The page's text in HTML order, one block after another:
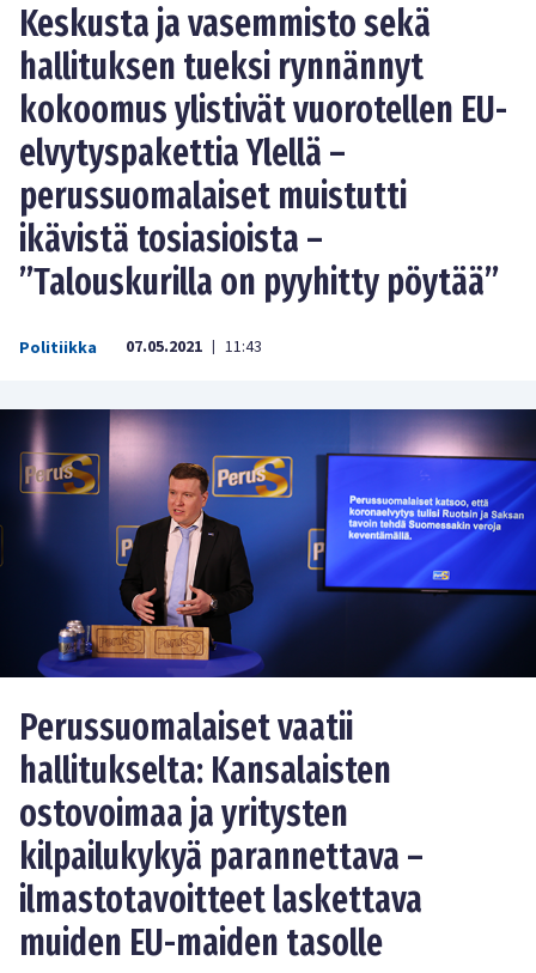
Keskusta ja vasemmisto sekä
hallituksen tueksi rynnännyt
kokoomus ylistivät vuorotellen EU-
elvytyspakettia Ylellä –
perussuomalaiset muistutti
ikävistä tosiasioista –
”Talouskurilla on pyyhitty pöytää”
Politiikka 07.05.2021 | 11:43
Perussuomalaiset vaatii
hallitukselta: Kansalaisten
ostovoimaa ja yritysten
kilpailukykyä parannettava –
ilmastotavoitteet laskettava
muiden EU-maiden tasolle